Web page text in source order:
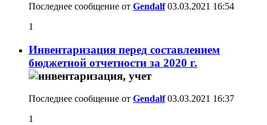
Последнее сообщение от Gendalf03.03.2021 16:54
1
Инвентаризация перед составлением
бюджетной отчетности за 2020 г.
Последнее сообщение от Gendalf03.03.2021 16:37
1